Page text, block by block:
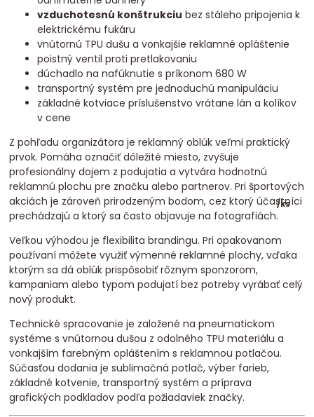
/ks
vzduchotesnú konštrukciu bez stáleho pripojenia k
elektrickému fukáru
vnútornú TPU dušu a vonkajšie reklamné opláštenie
poistný ventil proti pretlakovaniu
dúchadlo na nafúknutie s príkonom 680 W
transportný systém pre jednoduchú manipuláciu
základné kotviace príslušenstvo vrátane lán a kolíkov
v cene
Z pohľadu organizátora je reklamný oblúk veľmi praktický
prvok. Pomáha označiť dôležité miesto, zvyšuje
profesionálny dojem z podujatia a vytvára hodnotnú
reklamnú plochu pre značku alebo partnerov. Pri športových
akciách je zároveň prirodzeným bodom, cez ktorý účastníci
prechádzajú a ktorý sa často objavuje na fotografiách.
Veľkou výhodou je flexibilita brandingu. Pri opakovanom
používaní môžete využiť výmenné reklamné plochy, vďaka
ktorým sa dá oblúk prispôsobiť rôznym sponzorom,
kampaniam alebo typom podujatí bez potreby vyrábať celý
nový produkt.
Technické spracovanie je založené na pneumatickom
systéme s vnútornou dušou z odolného TPU materiálu a
vonkajším farebným opláštením s reklamnou potlačou.
Súčasťou dodania je sublimačná potlač, výber farieb,
základné kotvenie, transportný systém a príprava
grafických podkladov podľa požiadaviek značky.